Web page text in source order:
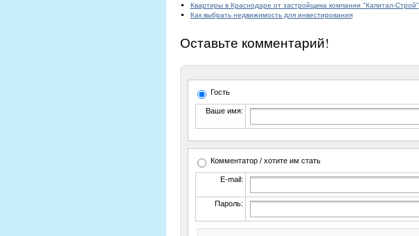
Квартиры в Краснодаре от застройщика компании "Капитал-Строй"
Как выбрать недвижимость для инвестирования
Оставьте комментарий!
Гость
Ваше имя:
Комментатор / хотите им стать
E-mail:
Пароль: